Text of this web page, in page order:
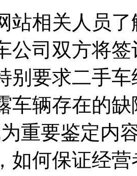
站相关人员
公司双方将
别要求二手
车辆存在的
重要鉴定内
如何保证经